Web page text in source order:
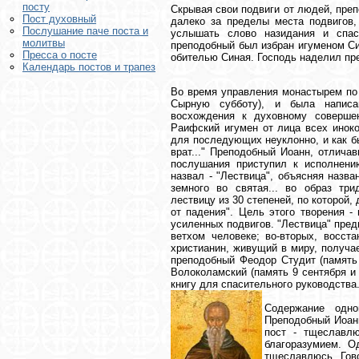
посту
Пост духовный
Послушание паче поста и
молитвы
Пресса о посте
Календарь постов и трапез
Скрывая свои подвиги от людей,
далеко за пределы места
услышать слово назидания и
преподобный был избран игуменом
обителью Синая. Господь наделил
Во время управления монастырем
Сырную субботу), и была
восхождения к духовному
Раифский игумен от лица всех
для последующих неуклонно, и как
врат..." Преподобный Иоанн,
послушания приступил к
назвал - "Лествица", объясняя
земного во святая... во образ
лествицу из 30 степеней, по
от падения". Цель этого творения -
усиленных подвигов. "Лествица"
ветхом человеке; во-вторых,
христианин, живущий в миру,
преподобный Феодор Студит
Волоколамский (память 9 сентября
книгу для спасительного руководства.
Содержание
Преподобный
пост -
благоразумием.
тщеславлюсь.